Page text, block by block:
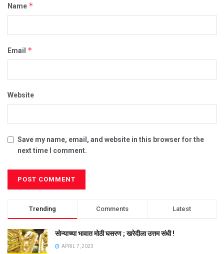
Name *
Email *
Website
Save my name, email, and website in this browser for the
next time I comment.
Trending Comments Latest
सोन्याच्या भावात मोठी घसरण ; खरेदीला उत्तम संधी !
APRIL 7, 2023